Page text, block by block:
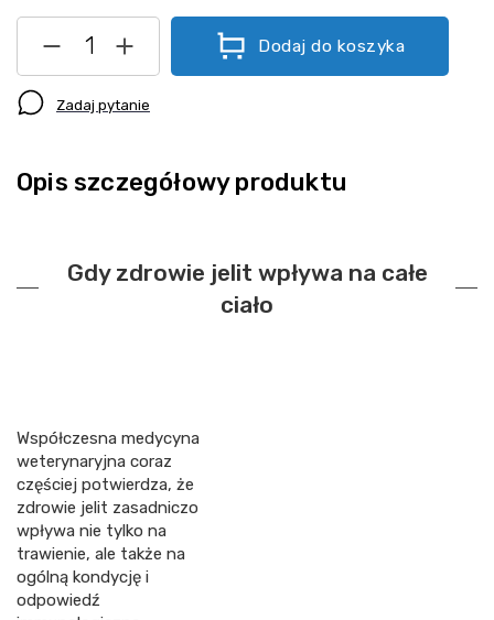
Dodaj do koszyka
Zadaj pytanie
Opis szczegółowy produktu
Gdy zdrowie jelit wpływa na całe
ciało
Współczesna medycyna
weterynaryjna coraz
częściej potwierdza, że
zdrowie jelit zasadniczo
wpływa nie tylko na
trawienie, ale także na
ogólną kondycję i
odpowiedź